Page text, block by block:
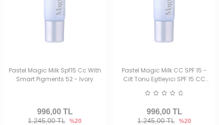
Pastel Magic Milk Spf15 Cc With
Smart Pigments 52 - Ivory
1.245,00 TL %20
996,00TL
Pastel Magic Milk CC SPF 15 -
Cilt Tonu Eşitleyici SPF 15 CC
1.245,00 TL %20
996,00TL